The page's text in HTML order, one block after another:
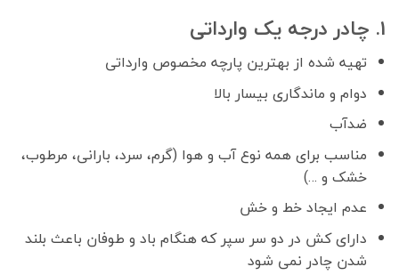
1. چادر درجه یک وارداتی
تهیه شده از بهترین پارچه مخصوص وارداتی
دوام و ماندگاری بیسار بالا
ضدآب
مناسب برای همه نوع آب و هوا (گرم، سرد، بارانی، مرطوب،
خشک و …)
عدم ایجاد خط و خش
دارای کش در دو سر سپر که هنگام باد و طوفان باعث بلند
شدن چادر نمی شود